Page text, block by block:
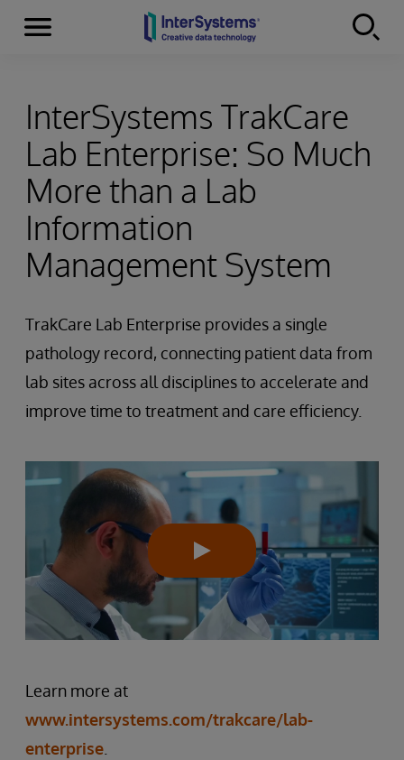
Skip to content
Menu
InterSystems TrakCare
Lab Enterprise: So Much
More than a Lab
Information
Management System
TrakCare Lab Enterprise provides a single
pathology record, connecting patient data from
lab sites across all disciplines to accelerate and
improve time to treatment and care efficiency.
Learn more at
www.intersystems.com/trakcare/lab-
enterprise.